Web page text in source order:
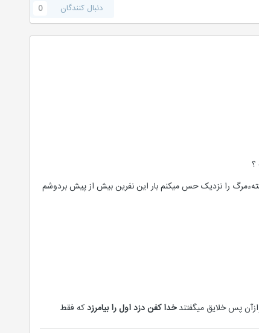
دنبال کنندگان 0
؟
را نزدیک حس میکنم بار این نفرین بیش از پیش بردوشم
پس خلایق میگفتندخدا کفن دزد اول را بیامرزدکه فقط